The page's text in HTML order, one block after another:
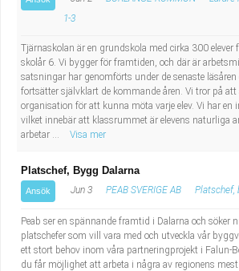
1-3
Tjärnaskolan är en grundskola med cirka 300 elever
skolår 6. Vi bygger för framtiden, och där är
satsningar har genomförts under de senaste
fortsätter självklart de kommande åren. Vi tror på att
organisation för att kunna möta varje elev. Vi har en
vilket innebär att klassrummet är elevens naturliga
arbetar ...
Visa mer
Platschef, Bygg Dalarna
Ansök Jun 3 PEAB SVERIGE AB Platschef,
Peab ser en spännande framtid i Dalarna och söker
platschefer som vill vara med och utveckla vår
ett stort behov inom våra partneringprojekt i Falun-
du får möjlighet att arbeta i några av regionens